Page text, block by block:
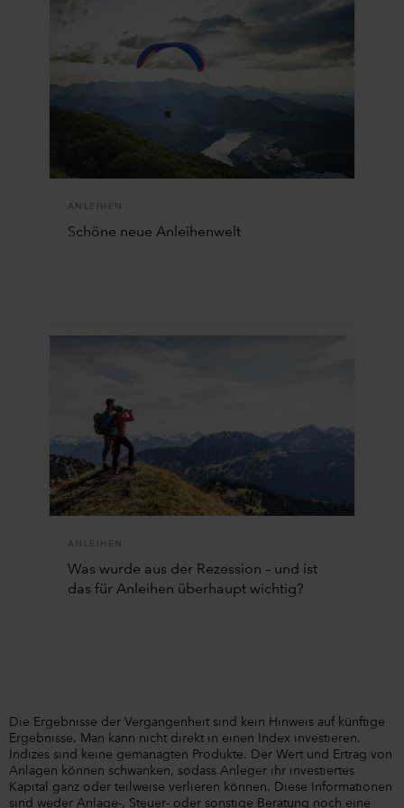
ANLEIHEN
Schöne neue Anleihenwelt
ANLEIHEN
Was wurde aus der Rezession – und ist
das für Anleihen überhaupt wichtig?
Die Ergebnisse der Vergangenheit sind kein Hinweis auf künftige
Ergebnisse. Man kann nicht direkt in einen Index investieren.
Indizes sind keine gemanagten Produkte. Der Wert und Ertrag von
Anlagen können schwanken, sodass Anleger ihr investiertes
Kapital ganz oder teilweise verlieren können. Diese Informationen
sind weder Anlage-, Steuer- oder sonstige Beratung noch eine